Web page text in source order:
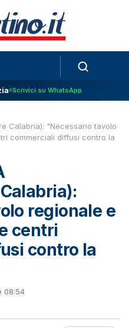
Scrivici su WhatsApp
Calabria): "Necessario tavolo
commerciali diffusi contro la
regionale e
centri
contro la
08:54